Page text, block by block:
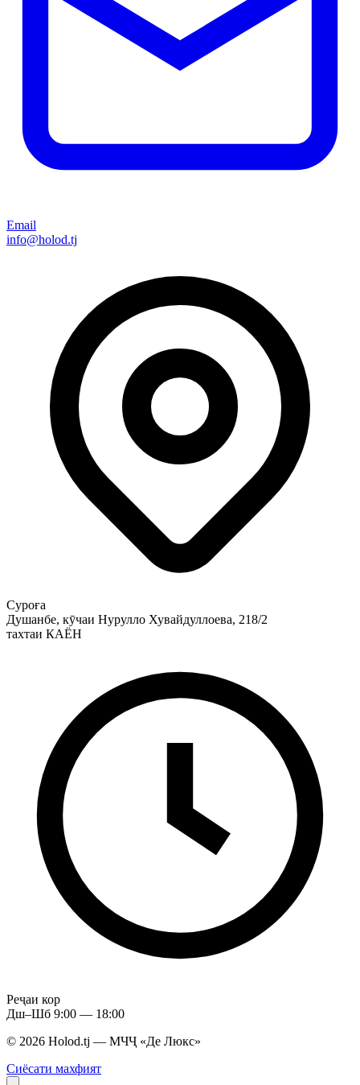
Email
info@holod.tj
Суроға
Душанбе, кӯчаи Нурулло Хувайдуллоева, 218/2
тахтаи КАЁН
Реҷаи кор
Дш–Шб 9:00 — 18:00
© 2026 Holod.tj — МЧҶ «Де Люкс»
Сиёсати махфият